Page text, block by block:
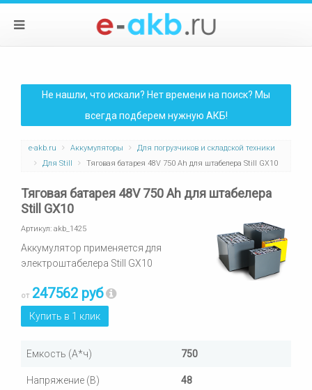
Не нашли, что искали? Нет времени на поиск? Мы
всегда подберем нужную АКБ!
e-akb.ru Аккумуляторы
Для погрузчиков и складской техники
Для Still
Тяговая батарея 48V 750 Ah для штабелера Still GX10
Тяговая батарея 48V 750 Ah для штабелера
Still GX10
Артикул: akb_1425
Аккумулятор применяется для
электроштабелера Still GX10
от 247562 руб
Купить в 1 клик
Емкость (А*ч) 750
Напряжение (В) 48